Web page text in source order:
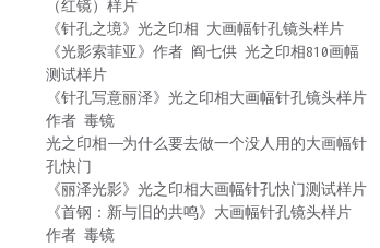
（红镜）样片
《针孔之境》光之印相 大画幅针孔镜头样片
《光影索菲亚》作者 阎七供 光之印相810画幅
测试样片
《针孔写意丽泽》光之印相大画幅针孔镜头样片
作者 毒镜
光之印相——为什么要去做一个没人用的大画幅针
孔快门
《丽泽光影》光之印相大画幅针孔快门测试样片
《首钢：新与旧的共鸣》大画幅针孔镜头样片
作者 毒镜